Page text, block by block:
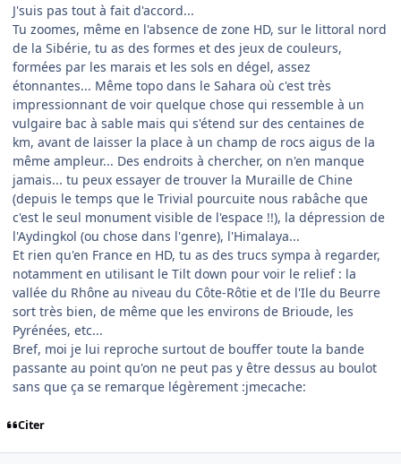
J'suis pas tout à fait d'accord...
Tu zoomes, même en l'absence de zone HD, sur le littoral nord
de la Sibérie, tu as des formes et des jeux de couleurs,
formées par les marais et les sols en dégel, assez
étonnantes... Même topo dans le Sahara où c'est très
impressionnant de voir quelque chose qui ressemble à un
vulgaire bac à sable mais qui s'étend sur des centaines de
km, avant de laisser la place à un champ de rocs aigus de la
même ampleur... Des endroits à chercher, on n'en manque
jamais... tu peux essayer de trouver la Muraille de Chine
(depuis le temps que le Trivial pourcuite nous rabâche que
c'est le seul monument visible de l'espace !!), la dépression de
l'Aydingkol (ou chose dans l'genre), l'Himalaya...
Et rien qu'en France en HD, tu as des trucs sympa à regarder,
notamment en utilisant le Tilt down pour voir le relief : la
vallée du Rhône au niveau du Côte-Rôtie et de l'Ile du Beurre
sort très bien, de même que les environs de Brioude, les
Pyrénées, etc...
Bref, moi je lui reproche surtout de bouffer toute la bande
passante au point qu'on ne peut pas y être dessus au boulot
sans que ça se remarque légèrement :jmecache:
Citer